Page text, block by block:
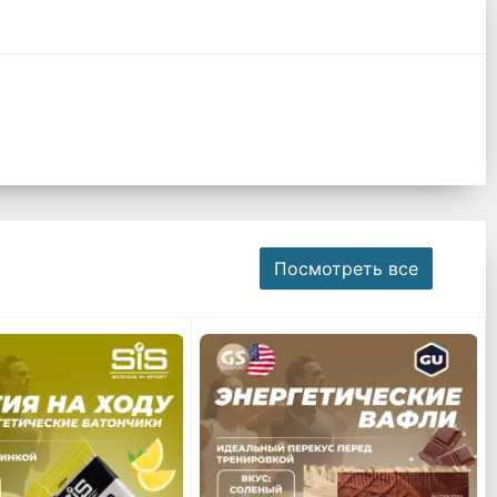
Посмотреть все